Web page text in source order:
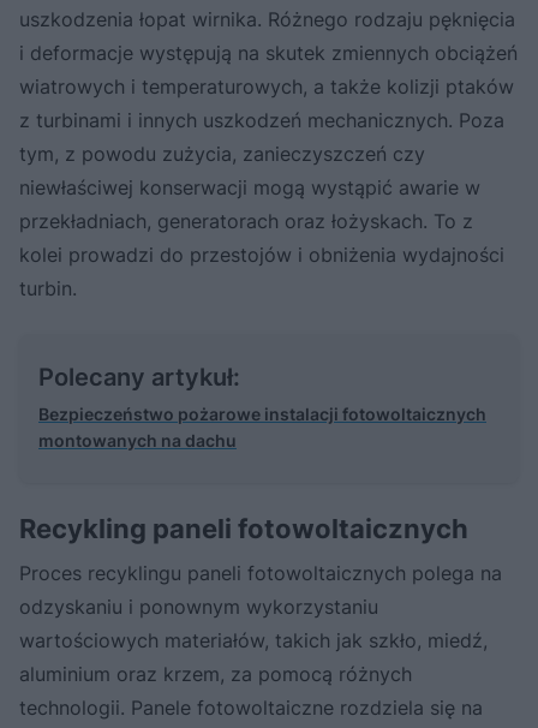
uszkodzenia łopat wirnika. Różnego rodzaju pęknięcia
i deformacje występują na skutek zmiennych obciążeń
wiatrowych i temperaturowych, a także kolizji ptaków
z turbinami i innych uszkodzeń mechanicznych. Poza
tym, z powodu zużycia, zanieczyszczeń czy
niewłaściwej konserwacji mogą wystąpić awarie w
przekładniach, generatorach oraz łożyskach. To z
kolei prowadzi do przestojów i obniżenia wydajności
turbin.
Polecany artykuł:
Bezpieczeństwo pożarowe instalacji fotowoltaicznych
montowanych na dachu
Recykling paneli fotowoltaicznych
Proces recyklingu paneli fotowoltaicznych polega na
odzyskaniu i ponownym wykorzystaniu
wartościowych materiałów, takich jak szkło, miedź,
aluminium oraz krzem, za pomocą różnych
technologii. Panele fotowoltaiczne rozdziela się na